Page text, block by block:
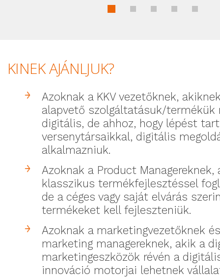
KINEK AJÁNLJUK?
Azoknak a KKV vezetőknek,
alapvető szolgáltatásuk/termékük
digitális, de ahhoz, hogy lépést
versenytársaikkal, digitális
alkalmazniuk.
Azoknak a Product Managereknek,
klasszikus termékfejlesztéssel
de a céges vagy saját elvárás
termékeket kell fejleszteniük.
Azoknak a marketingvezetőknek és
marketing managereknek, akik a
marketingeszközök révén a
innováció motorjai lehetnek